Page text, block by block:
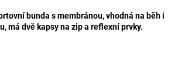
bunda s membránou, vhodná na běh i
má dvě kapsy na zip a reflexní prvky.